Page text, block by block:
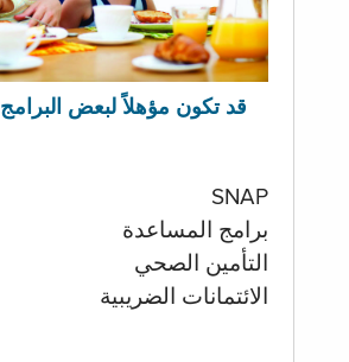
قد تكون مؤهلاً لبعض البرامج
SNAP
برامج المساعدة
التأمين الصحي
الائتمانات الضريبية